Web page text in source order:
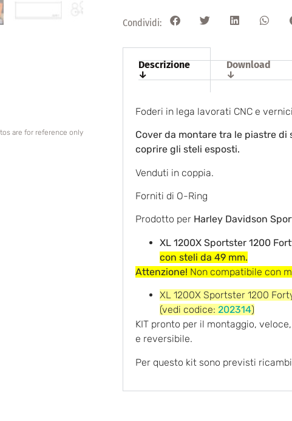
are for reference only
Condividi:
Descrizione
↓
Download
↓
Foderi in lega lavorati CNC e
Cover da montare tra le piastre di
coprire gli steli esposti.
Venduti in coppia.
Forniti di O-Ring
Prodotto per Harley Davidson
XL 1200X Sportster 1200
con steli da 49 mm.
Attenzione! Non compatibile con
XL 1200X Sportster 1200
(vedi codice: 202314)
KIT pronto per il montaggio,
e reversibile.
Per questo kit sono previsti